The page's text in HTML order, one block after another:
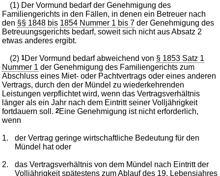
Buch 4 Familienrecht
Abschnitt 3 Vormundschaft, Pflegschaft für
Minderjährige, rechtliche Betreuung, sonstige
Pflegschaft
Titel 1 Vormundschaft
Untertitel 2 Führung der Vormundschaft
Kapitel 3 Vermögenssorge
(1) Der Vormund bedarf der Genehmigung des
Familiengerichts in den Fällen, in denen ein Betreuer nach
den §§ 1848 bis 1854 Nummer 1 bis 7 der Genehmigung des
Betreuungsgerichts bedarf, soweit sich nicht aus Absatz 2
etwas anderes ergibt.
(2)1Der Vormund bedarf abweichend von § 1853 Satz 1
Nummer 1 der Genehmigung des Familiengerichts zum
Abschluss eines Miet- oder Pachtvertrags oder eines anderen
Vertrags, durch den der Mündel zu wiederkehrenden
Leistungen verpflichtet wird, wenn das Vertragsverhältnis
länger als ein Jahr nach dem Eintritt seiner Volljährigkeit
fortdauern soll.2Eine Genehmigung ist nicht erforderlich,
wenn
1.
der Vertrag geringe wirtschaftliche Bedeutung für den
Mündel hat oder
2.
das Vertragsverhältnis von dem Mündel nach Eintritt der
Volljährigkeit spätestens zum Ablauf des 19. Lebensjahres